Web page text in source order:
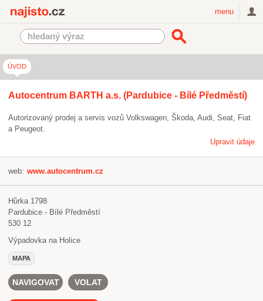
menu
ÚVOD
Autocentrum BARTH a.s. (Pardubice - Bílé Předměstí)
Autorizovaný prodej a servis vozů Volkswagen, Škoda, Audi, Seat, Fiat
a Peugeot.
Upravit údaje
web: www.autocentrum.cz
Hůrka 1798
Pardubice - Bílé Předměstí
530 12
Výpadovka na Holice
MAPA
NAVIGOVAT VOLAT